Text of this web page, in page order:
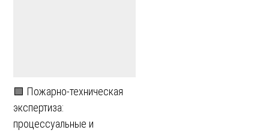
🟩 Пожарно-техническая
экспертиза:
процессуальные и